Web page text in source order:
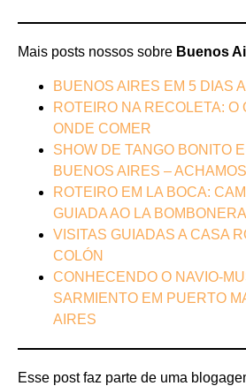
Mais posts nossos sobre Buenos
BUENOS AIRES EM 5 DIAS
ROTEIRO NA RECOLETA: O
ONDE COMER
SHOW DE TANGO BONITO
BUENOS AIRES –
ROTEIRO EM LA BOCA:
GUIADA AO LA BOMBONERA
VISITAS GUIADAS A CASA
COLÓN
CONHECENDO O NAVIO-
SARMIENTO EM PUERTO
AIRES
Esse post faz parte de uma